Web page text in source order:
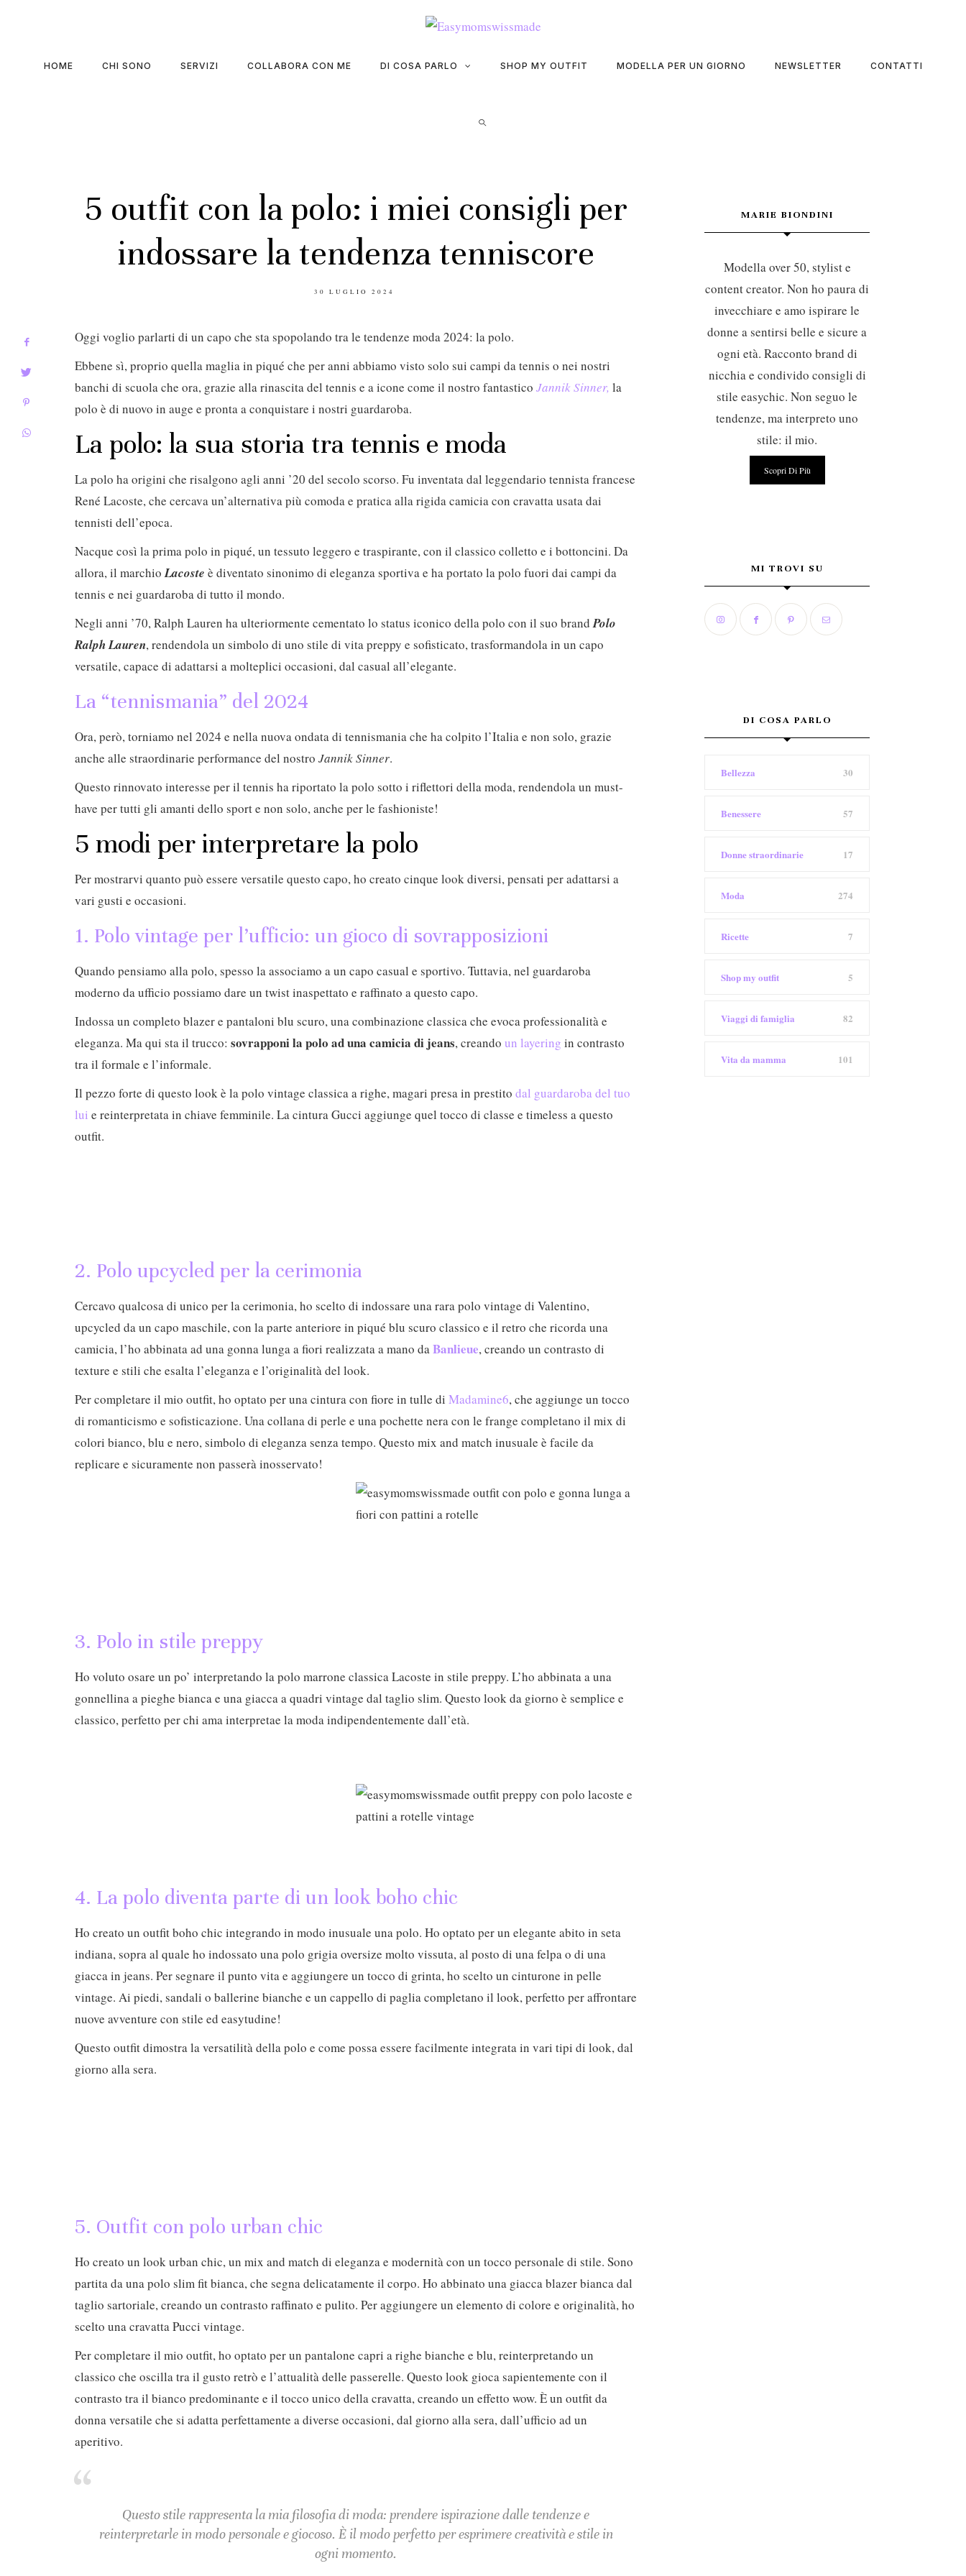
HOME CHI SONO SERVIZI COLLABORA CON ME DI COSA PARLO SHOP MY OUTFIT MODELLA PER UN GIORNO NEWSLETTER CONTATTI
5 outfit con la polo: i miei consigli per
indossare la tendenza tenniscore
POSTED
30 LUGLIO 2024
Oggi voglio parlarti di un capo che sta spopolando tra le tendenze moda 2024: la polo.
Ebbene sì, proprio quella maglia in piqué che per anni abbiamo visto solo sui campi da tennis o nei nostri
banchi di scuola che ora, grazie alla rinascita del tennis e a icone come il nostro fantastico Jannik Sinner, la
polo è di nuovo in auge e pronta a conquistare i nostri guardaroba.
La polo: la sua storia tra tennis e moda
La polo ha origini che risalgono agli anni ’20 del secolo scorso. Fu inventata dal leggendario tennista francese
René Lacoste, che cercava un’alternativa più comoda e pratica alla rigida camicia con cravatta usata dai
tennisti dell’epoca.
Nacque così la prima polo in piqué, un tessuto leggero e traspirante, con il classico colletto e i bottoncini. Da
allora, il marchioLacoste è diventato sinonimo di eleganza sportiva e ha portato la polo fuori dai campi da
tennis e nei guardaroba di tutto il mondo.
Negli anni ’70, Ralph Lauren ha ulteriormente cementato lo status iconico della polo con il suo brandPolo
Ralph Lauren, rendendola un simbolo di uno stile di vita preppy e sofisticato, trasformandola in un capo
versatile, capace di adattarsi a molteplici occasioni, dal casual all’elegante.
La “tennismania” del 2024
Ora, però, torniamo nel 2024 e nella nuova ondata di tennismania che ha colpito l’Italia e non solo, grazie
anche alle straordinarie performance del nostro Jannik Sinner.
Questo rinnovato interesse per il tennis ha riportato la polo sotto i riflettori della moda, rendendola un must-
have per tutti gli amanti dello sport e non solo, anche per le fashioniste!
5 modi per interpretare la polo
Per mostrarvi quanto può essere versatile questo capo, ho creato cinque look diversi, pensati per adattarsi a
vari gusti e occasioni.
1. Polo vintage per l’ufficio: un gioco di sovrapposizioni
Quando pensiamo alla polo, spesso la associamo a un capo casual e sportivo. Tuttavia, nel guardaroba
moderno da ufficio possiamo dare un twist inaspettato e raffinato a questo capo.
Indossa un completo blazer e pantaloni blu scuro, una combinazione classica che evoca professionalità e
eleganza. Ma qui sta il trucco: sovrapponi la polo ad una camicia di jeans, creando un layering in contrasto
tra il formale e l’informale.
Il pezzo forte di questo look è la polo vintage classica a righe, magari presa in prestito dal guardaroba del tuo
lui e reinterpretata in chiave femminile. La cintura Gucci aggiunge quel tocco di classe e timeless a questo
outfit.
2. Polo upcycled per la cerimonia
Cercavo qualcosa di unico per la cerimonia, ho scelto di indossare una rara polo vintage di Valentino,
upcycled da un capo maschile, con la parte anteriore in piqué blu scuro classico e il retro che ricorda una
camicia, l’ho abbinata ad una gonna lunga a fiori realizzata a mano daBanlieue, creando un contrasto di
texture e stili che esalta l’eleganza e l’originalità del look.
Per completare il mio outfit, ho optato per una cintura con fiore in tulle di Madamine6, che aggiunge un tocco
di romanticismo e sofisticazione. Una collana di perle e una pochette nera con le frange completano il mix di
colori bianco, blu e nero, simbolo di eleganza senza tempo. Questo mix and match inusuale è facile da
replicare e sicuramente non passerà inosservato!
3. Polo in stile preppy
Ho voluto osare un po’ interpretando la polo marrone classica Lacoste in stile preppy. L’ho abbinata a una
gonnellina a pieghe bianca e una giacca a quadri vintage dal taglio slim. Questo look da giorno è semplice e
classico, perfetto per chi ama interpretae la moda indipendentemente dall’età.
4. La polo diventa parte di un look boho chic
Ho creato un outfit boho chic integrando in modo inusuale una polo. Ho optato per un elegante abito in seta
indiana, sopra al quale ho indossato una polo grigia oversize molto vissuta, al posto di una felpa o di una
giacca in jeans. Per segnare il punto vita e aggiungere un tocco di grinta, ho scelto un cinturone in pelle
vintage. Ai piedi, sandali o ballerine bianche e un cappello di paglia completano il look, perfetto per affrontare
nuove avventure con stile ed easytudine!
Questo outfit dimostra la versatilità della polo e come possa essere facilmente integrata in vari tipi di look, dal
giorno alla sera.
5. Outfit con polo urban chic
Ho creato un look urban chic, un mix and match di eleganza e modernità con un tocco personale di stile. Sono
partita da una polo slim fit bianca, che segna delicatamente il corpo. Ho abbinato una giacca blazer bianca dal
taglio sartoriale, creando un contrasto raffinato e pulito. Per aggiungere un elemento di colore e originalità, ho
scelto una cravatta Pucci vintage.
Per completare il mio outfit, ho optato per un pantalone capri a righe bianche e blu, reinterpretando un
classico che oscilla tra il gusto retrò e l’attualità delle passerelle. Questo look gioca sapientemente con il
contrasto tra il bianco predominante e il tocco unico della cravatta, creando un effetto wow. È un outfit da
donna versatile che si adatta perfettamente a diverse occasioni, dal giorno alla sera, dall’ufficio ad un
aperitivo.
Questo stile rappresenta la mia filosofia di moda: prendere ispirazione dalle tendenze e
reinterpretarle in modo personale e giocoso. È il modo perfetto per esprimere creatività e stile in
ogni momento.
MARIE BIONDINI
Modella over 50, stylist e
content creator. Non ho paura di
invecchiare e amo ispirare le
donne a sentirsi belle e sicure a
ogni età. Racconto brand di
nicchia e condivido consigli di
stile easychic. Non seguo le
tendenze, ma interpreto uno
stile: il mio.
Scopri Di Più
MI TROVI SU
DI COSA PARLO
Bellezza 30
Benessere 57
Donne straordinarie 17
Moda 274
Ricette 7
Shop my outfit 5
Viaggi di famiglia 82
Vita da mamma 101